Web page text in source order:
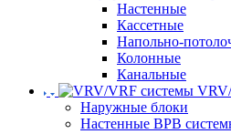
Настенные
Кассетные
Напольно-
Колонные
Канальные
Наружные блоки
Настенные ВРВ